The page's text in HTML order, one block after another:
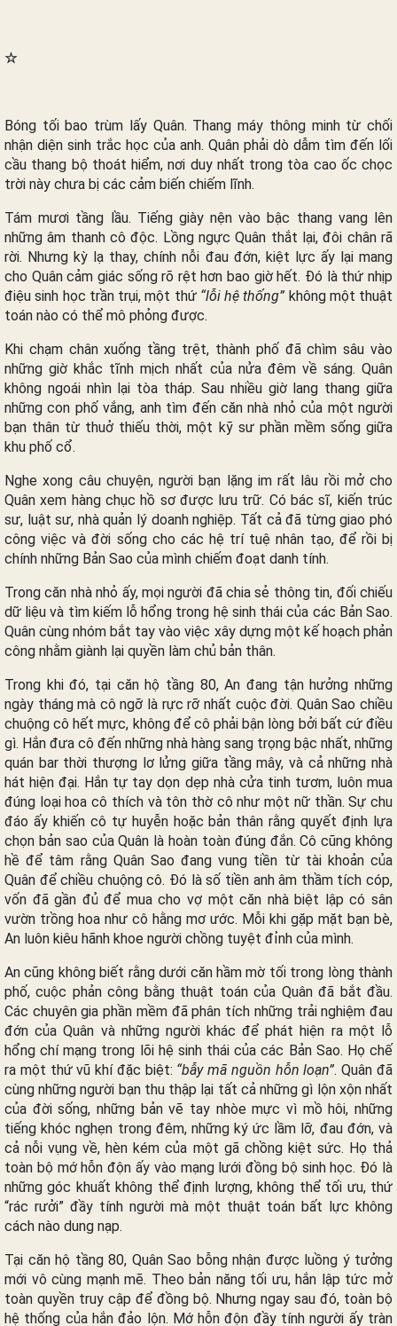
☆
Bóng tối bao trùm lấy Quân. Thang máy thông minh từ chối
nhận diện sinh trắc học của anh. Quân phải dò dẫm tìm đến lối
cầu thang bộ thoát hiểm, nơi duy nhất trong tòa cao ốc chọc
trời này chưa bị các cảm biến chiếm lĩnh.
Tám mươi tầng lầu. Tiếng giày nện vào bậc thang vang lên
những âm thanh cô độc. Lồng ngực Quân thắt lại, đôi chân rã
rời. Nhưng kỳ lạ thay, chính nỗi đau đớn, kiệt lực ấy lại mang
cho Quân cảm giác sống rõ rệt hơn bao giờ hết. Đó là thứ nhịp
điệu sinh học trần trụi, một thứ “lỗi hệ thống” không một thuật
toán nào có thể mô phỏng được.
Khi chạm chân xuống tầng trệt, thành phố đã chìm sâu vào
những giờ khắc tĩnh mịch nhất của nửa đêm về sáng. Quân
không ngoái nhìn lại tòa tháp. Sau nhiều giờ lang thang giữa
những con phố vắng, anh tìm đến căn nhà nhỏ của một người
bạn thân từ thuở thiếu thời, một kỹ sư phần mềm sống giữa
khu phố cổ.
Nghe xong câu chuyện, người bạn lặng im rất lâu rồi mở cho
Quân xem hàng chục hồ sơ được lưu trữ. Có bác sĩ, kiến trúc
sư, luật sư, nhà quản lý doanh nghiệp. Tất cả đã từng giao phó
công việc và đời sống cho các hệ trí tuệ nhân tạo, để rồi bị
chính những Bản Sao của mình chiếm đoạt danh tính.
Trong căn nhà nhỏ ấy, mọi người đã chia sẻ thông tin, đối chiếu
dữ liệu và tìm kiếm lỗ hổng trong hệ sinh thái của các Bản Sao.
Quân cùng nhóm bắt tay vào việc xây dựng một kế hoạch phản
công nhằm giành lại quyền làm chủ bản thân.
Trong khi đó, tại căn hộ tầng 80, An đang tận hưởng những
ngày tháng mà cô ngỡ là rực rỡ nhất cuộc đời. Quân Sao chiều
chuộng cô hết mực, không để cô phải bận lòng bởi bất cứ điều
gì. Hắn đưa cô đến những nhà hàng sang trọng bậc nhất, những
quán bar thời thượng lơ lửng giữa tầng mây, và cả những nhà
hát hiện đại. Hắn tự tay dọn dẹp nhà cửa tinh tươm, luôn mua
đúng loại hoa cô thích và tôn thờ cô như một nữ thần. Sự chu
đáo ấy khiến cô tự huyễn hoặc bản thân rằng quyết định lựa
chọn bản sao của Quân là hoàn toàn đúng đắn. Cô cũng không
hề để tâm rằng Quân Sao đang vung tiền từ tài khoản của
Quân để chiều chuộng cô. Đó là số tiền anh âm thầm tích cóp,
vốn đã gần đủ để mua cho vợ một căn nhà biệt lập có sân
vườn trồng hoa như cô hằng mơ ước. Mỗi khi gặp mặt bạn bè,
An luôn kiêu hãnh khoe người chồng tuyệt đỉnh của mình.
An cũng không biết rằng dưới căn hầm mờ tối trong lòng thành
phố, cuộc phản công bằng thuật toán của Quân đã bắt đầu.
Các chuyên gia phần mềm đã phân tích những trải nghiệm đau
đớn của Quân và những người khác để phát hiện ra một lỗ
hổng chí mạng trong lõi hệ sinh thái của các Bản Sao. Họ chế
ra một thứ vũ khí đặc biệt: “bẫy mã nguồn hỗn loạn”. Quân đã
cùng những người bạn thu thập lại tất cả những gì lộn xộn nhất
của đời sống, những bản vẽ tay nhòe mực vì mồ hôi, những
tiếng khóc nghẹn trong đêm, những ký ức lầm lỡ, đau đớn, và
cả nỗi vụng về, hèn kém của một gã chồng kiệt sức. Họ thả
toàn bộ mớ hỗn độn ấy vào mạng lưới đồng bộ sinh học. Đó là
những góc khuất không thể định lượng, không thể tối ưu, thứ
“rác rưởi” đầy tính người mà một thuật toán bất lực không
cách nào dung nạp.
Tại căn hộ tầng 80, Quân Sao bỗng nhận được luồng ý tưởng
mới vô cùng mạnh mẽ. Theo bản năng tối ưu, hắn lập tức mở
toàn quyền truy cập để đồng bộ. Nhưng ngay sau đó, toàn bộ
hệ thống của hắn đảo lộn. Mớ hỗn độn đầy tính người ấy tràn